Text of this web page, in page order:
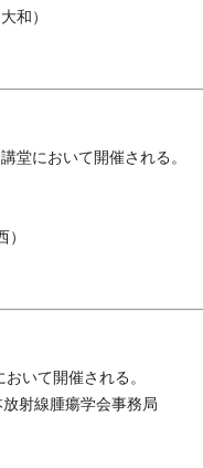
和）
堂において開催される。
いて開催される。
射線腫瘍学会事務局